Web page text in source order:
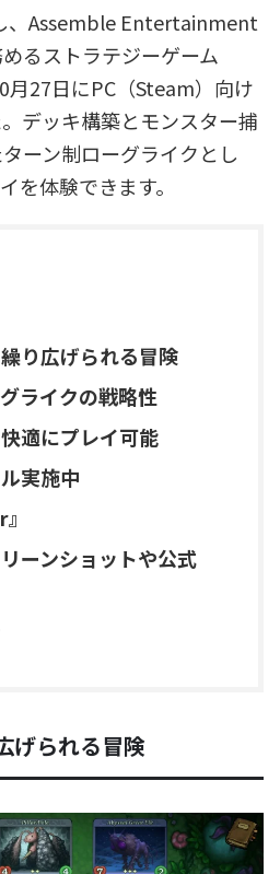
、Assemble Entertainment
るストラテジーゲーム
月27日にPC（Steam）向け
デッキ構築とモンスター捕
ーン制ローグライクとし
を体験できます。
り広げられる冒険
ライクの戦略性
適にプレイ可能
実施中
ーンショットや公式
げられる冒険